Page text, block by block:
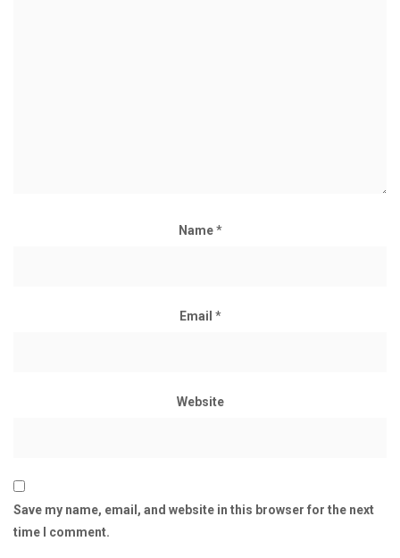
Name*
Email *
Website
Save my name, email, and website in this browser for the next
time I comment.